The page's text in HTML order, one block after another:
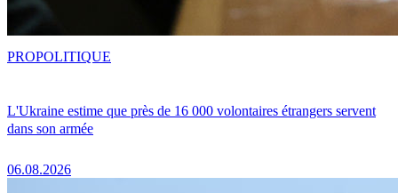
L'Ukraine estime que près de 16 000 volontaires étrangers servent
dans son armée
06.08.2026
PROPOLITIQUE